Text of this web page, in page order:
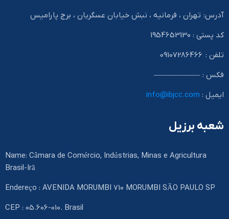
آدرس: تهران ، فرمانیه ، نبش خیابان عسگریان ، برج پارامیس
کد پستی : 1954653130
تلفن : 09107286466
فکس : ——————
ایمیل : info@ibjcc.com
شعبه برزیل
Name: Câmara de Comércio, Indústrias, Minas e Agricultura
Brasil-Irã
Endereço : AVENIDA MORUMBI 710 MORUMBI SÃO PAULO SP
CEP : 05.606-010. Brasil